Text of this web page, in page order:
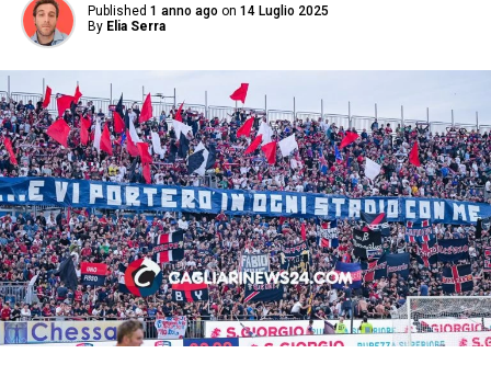
Published 1 anno ago on 14 Luglio 2025
By Elia Serra